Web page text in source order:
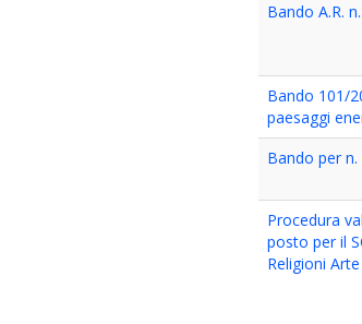
Bando A.R.
Bando 101/
paesaggi
Bando per
Procedura
posto per il
Religioni